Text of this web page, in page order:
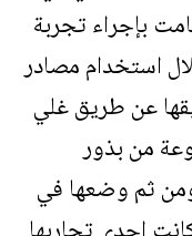
بإجراء تجربة
استخدام مصادر
عن طريق غلي
من بذور
ثم وضعها في